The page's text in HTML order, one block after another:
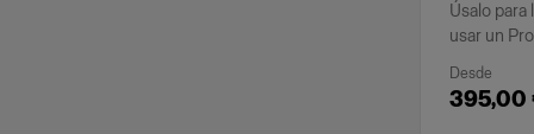
Úsalo para
usar un
Desde
395,00